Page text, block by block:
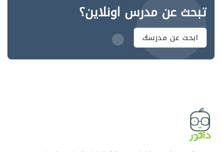
تبحث عن مدرس اونلاين؟
ابحث عن مدرسك